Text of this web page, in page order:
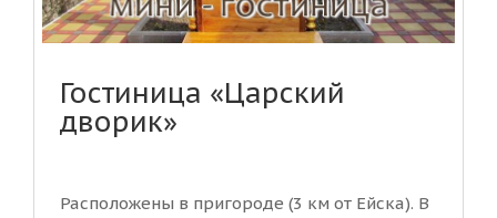
Гостиница «Царский
дворик»
Расположены в пригороде (3 км от Ейска). В